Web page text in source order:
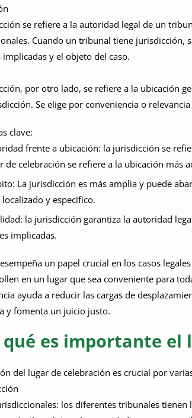
se refiere a la autoridad legal de un
Cuando un tribunal tiene jurisdicción,
implicadas y el objeto del caso.
por otro lado, se refiere a la ubicación
Se elige por conveniencia o
clave:
frente a ubicación: la jurisdicción se
de celebración se refiere a la ubicación más
La jurisdicción es más amplia y puede
localizado y específico.
la jurisdicción garantiza la autoridad
implicadas.
un papel crucial en los casos
en un lugar que sea conveniente para
ayuda a reducir las cargas de
y fomenta un juicio justo.
qué es importante el
del lugar de celebración es crucial por
los diferentes tribunales tienen